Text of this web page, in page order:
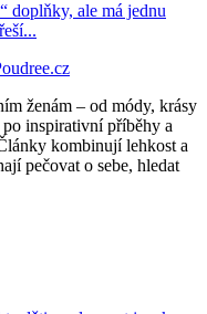
doplňky, ale má jednu
ženám – od módy, krásy
inspirativní příběhy a
kombinují lehkost a
pečovat o sebe, hledat